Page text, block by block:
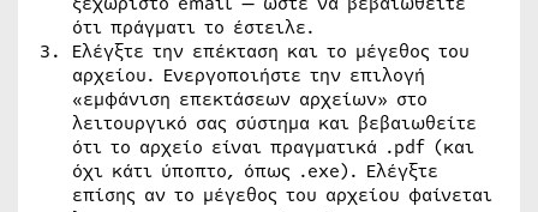
ότι πράγματι το έστειλε.
Ελέγξτε την επέκταση και το μέγεθος του
αρχείου. Ενεργοποιήστε την επιλογή
«εμφάνιση επεκτάσεων αρχείων» στο
λειτουργικό σας σύστημα και βεβαιωθείτε
ότι το αρχείο είναι πραγματικά .pdf (και
όχι κάτι ύποπτο, όπως .exe). Ελέγξτε
επίσης αν το μέγεθος του αρχείου φαίνεται